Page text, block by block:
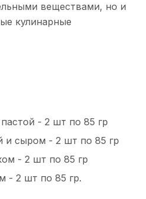
веществами, но и
кулинарные
- 2 шт по 85 гр
и сыром - 2 шт по 85 гр
- 2 шт по 85 гр
- 2 шт по 85 гр.